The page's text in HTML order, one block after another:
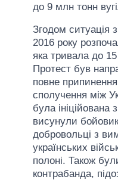
до 9 млн тонн
Згодом ситуація
2016 року
яка тривала до
Протест був
повне
сполучення між
була ініційована
висунули
добровольці з
українських
полоні. Також
контрабанда,